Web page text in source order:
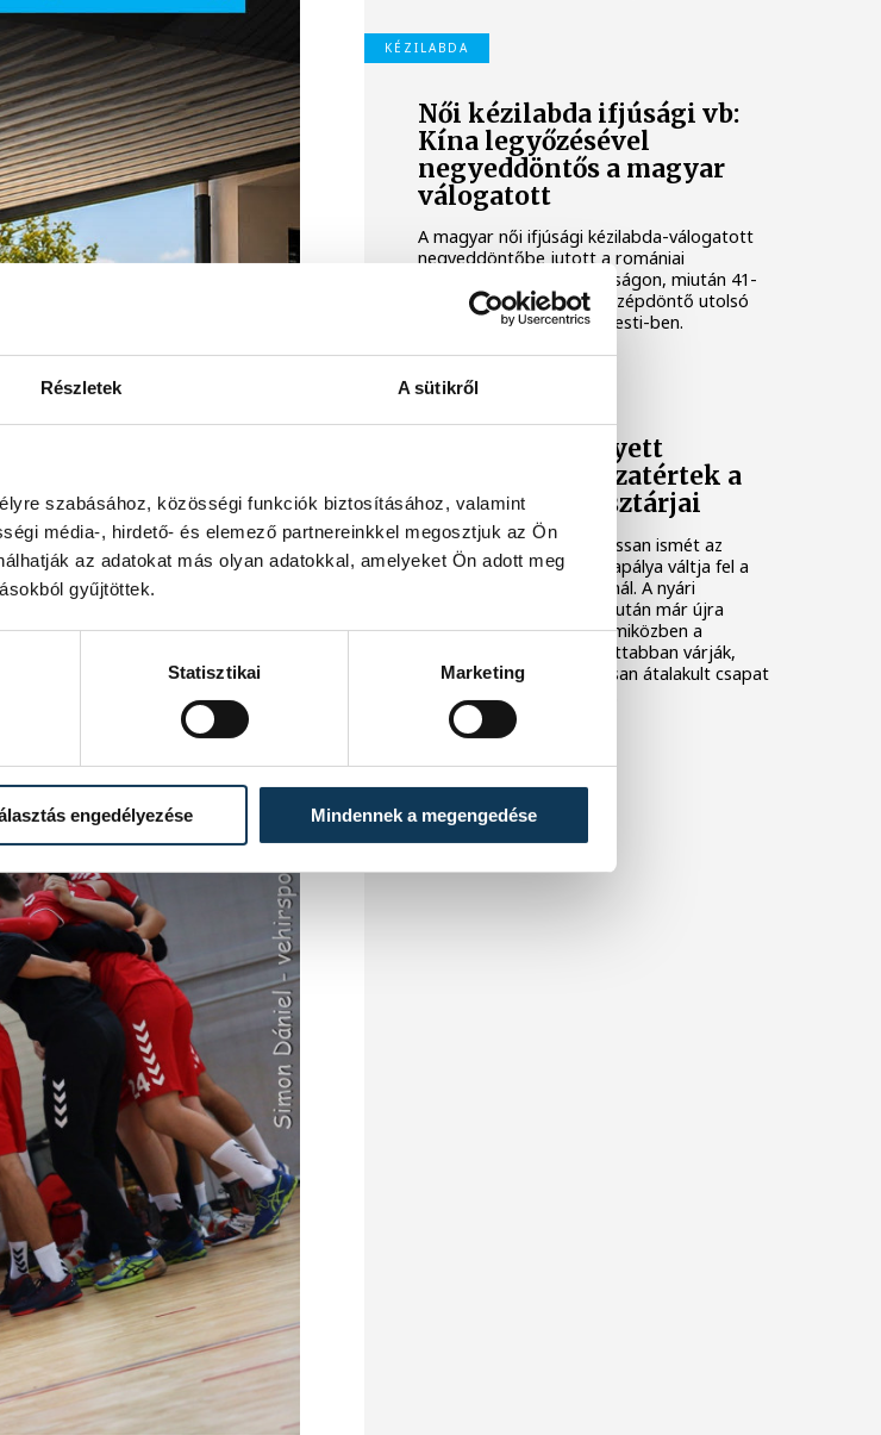
Részletek A sütikről
szabásához, közösségi funkciók biztosításához, valamint
média-, hirdető- és elemező partnereinkkel megosztjuk az Ön
az adatokat más olyan adatokkal, amelyeket Ön adott meg
gyűjtöttek.
Statisztikai Marketing
engedélyezése Mindennek a megengedése
KÉZILABDA
Női kézilabda ifjúsági vb:
Kína legyőzésével
negyeddöntős a magyar
válogatott
A magyar női ifjúsági kézilabda-válogatott
negyeddöntőbe jutott a romániai
korosztályos világbajnokságon, miután 41-
36-ra legyőzte Kínát a középdöntő utolsó
fordulójában, kedden Pitesti-ben.
KÉZILABDA
Tengerpart helyett
edzőterem: visszatértek a
One Veszprém sztárjai
A tengerparti pihenést lassan ismét az
edzőterem és a kézilabdapálya váltja fel a
One Veszprém játékosainál. A nyári
szabadság utolsó napjai után már újra
együtt dolgozik a keret, miközben a
szurkolók is egyre izgatottabban várják,
mire lesz képes az alaposan átalakult csapat
az előttünk álló idényben.